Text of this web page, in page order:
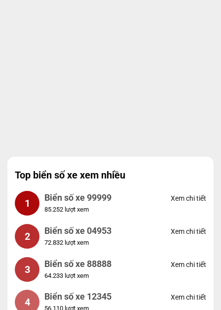
Top biển số xe xem nhiều
1 Biển số xe 99999
85.252 lượt xem
Xem chi tiết
2 Biển số xe 04953
72.832 lượt xem
Xem chi tiết
3 Biển số xe 88888
64.233 lượt xem
Xem chi tiết
4 Biển số xe 12345
56.110 lượt xem
Xem chi tiết